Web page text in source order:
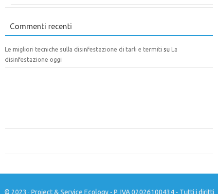
Commenti recenti
Le migliori tecniche sulla disinfestazione di tarli e termiti su La
disinfestazione oggi
© 2023 · Project & Service Ecology - P. IVA 02026100434 - Tutti i diritti